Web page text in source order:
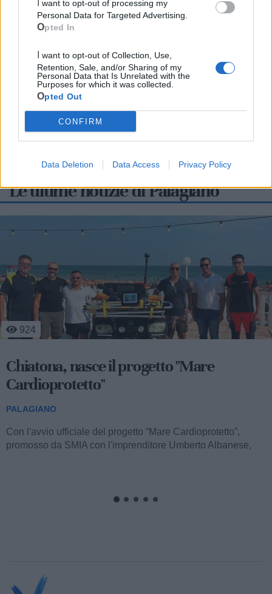
Personal Data for Targeted Advertising.
Opted In
Retention, Sale, and/or Sharing of my
Personal Data that Is Unrelated with the
Purposes for which it was collected.
Opted Out
CONFIRM
Data Deletion Data Access Privacy Policy
Cia Agricoltori Italiani | Puglia - Area Due
Scopri tutte le notizie, gli eventi e la Web TV di Cia Puglia - Area
Due Mari
Le ultime notizie di Palagiano
924
Chiatona, nasce il progetto "Mare
Cardioprotetto"
PALAGIANO
Con l'avvio ufficiale del progetto “Mare Cardioprotetto”,
promosso da SMIA con l'imprenditore Umberto Albanese,